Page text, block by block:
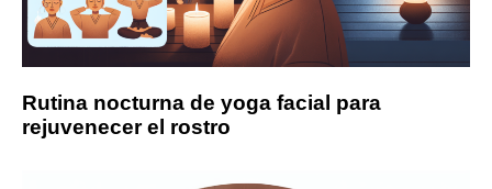
Rutina nocturna de yoga facial para
rejuvenecer el rostro